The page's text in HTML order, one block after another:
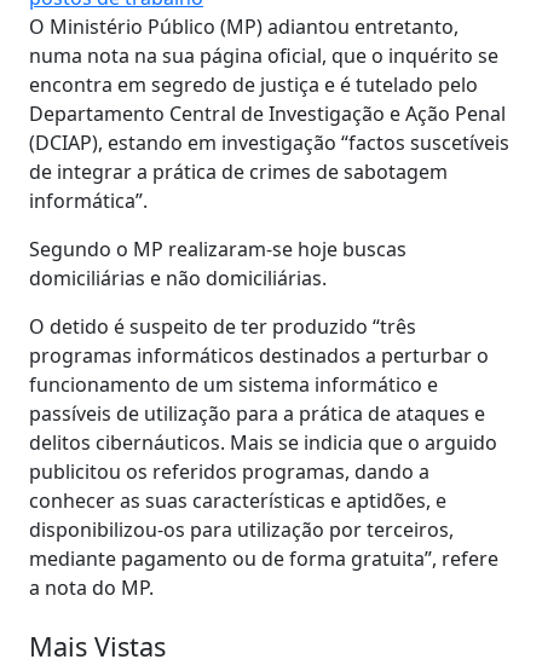
O Ministério Público (MP) adiantou entretanto,
numa nota na sua página oficial, que o inquérito se
encontra em segredo de justiça e é tutelado pelo
Departamento Central de Investigação e Ação Penal
(DCIAP), estando em investigação “factos suscetíveis
de integrar a prática de crimes de sabotagem
informática”.
Segundo o MP realizaram-se hoje buscas
domiciliárias e não domiciliárias.
O detido é suspeito de ter produzido “três
programas informáticos destinados a perturbar o
funcionamento de um sistema informático e
passíveis de utilização para a prática de ataques e
delitos cibernáuticos. Mais se indicia que o arguido
publicitou os referidos programas, dando a
conhecer as suas características e aptidões, e
disponibilizou-os para utilização por terceiros,
mediante pagamento ou de forma gratuita”, refere
a nota do MP.
Mais Vistas